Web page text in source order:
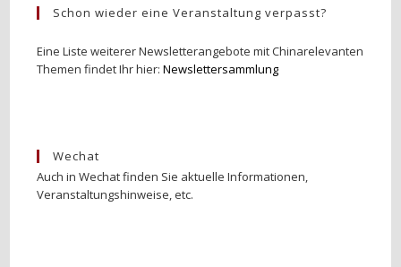
Schon wieder eine Veranstaltung verpasst?
Eine Liste weiterer Newsletterangebote mit Chinarelevanten
Themen findet Ihr hier:Newslettersammlung
Wechat
Auch in Wechat finden Sie aktuelle Informationen,
Veranstaltungshinweise, etc.